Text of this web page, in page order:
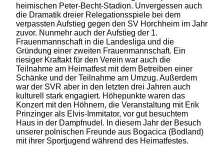
heimischen Peter-Becht-Stadion. Unvergessen auch
die Dramatik dreier Relegationsspiele bei dem
verpassten Aufstieg gegen den SV Horchheim im Jahr
zuvor. Nunmehr auch der Aufstieg der 1.
Frauenmannschaft in die Landesliga und die
Gründung einer zweiten Frauenmannschaft. Ein
riesiger Kraftakt für den Verein war auch die
Teilnahme am Heimatfest mit dem Betreiben einer
Schänke und der Teilnahme am Umzug. Außerdem
war der SVR aber in den letzten drei Jahren auch
kulturell stark engagiert. Höhepunkte waren das
Konzert mit den Höhnern, die Veranstaltung mit Erik
Prinzinger als Elvis-Immitator, vor gut besuchtem
Haus in der Dampfnudel. In diesem Jahr der Besuch
unserer polnischen Freunde aus Bogacica (Bodland)
mit ihrer Sportjugend während des Heimatfestes.